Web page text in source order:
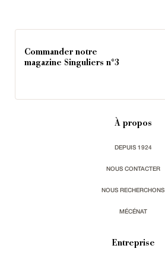
Commander notre
magazine Singuliers n°3
À propos
DEPUIS 1924
NOUS CONTACTER
NOUS RECHERCHONS
MÉCÉNAT
Entreprise